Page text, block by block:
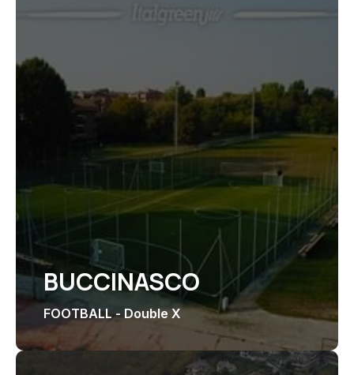
BUCCINASCO
FOOTBALL - Double X